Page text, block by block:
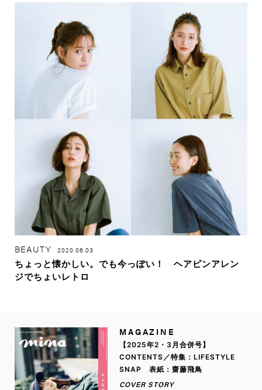
BEAUTY 2020.06.03
ちょっと懐かしい。でも今っぽい！ ヘアピンアレン
ジでちょいレトロ
MAGAZINE
【2025年2・3月合併号】
CONTENTS／特集：LIFESTYLE
SNAP 表紙：齋藤飛鳥
COVER STORY